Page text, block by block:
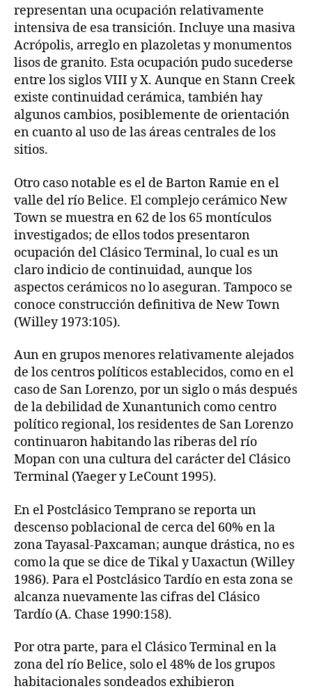
representan una ocupación relativamente
intensiva de esa transición. Incluye una masiva
Acrópolis, arreglo en plazoletas y monumentos
lisos de granito. Esta ocupación pudo sucederse
entre los siglos VIII y X. Aunque en Stann Creek
existe continuidad cerámica, también hay
algunos cambios, posiblemente de orientación
en cuanto al uso de las áreas centrales de los
sitios.
Otro caso notable es el de Barton Ramie en el
valle del río Belice. El complejo cerámico New
Town se muestra en 62 de los 65 montículos
investigados; de ellos todos presentaron
ocupación del Clásico Terminal, lo cual es un
claro indicio de continuidad, aunque los
aspectos cerámicos no lo aseguran. Tampoco se
conoce construcción definitiva de New Town
(Willey 1973:105).
Aun en grupos menores relativamente alejados
de los centros políticos establecidos, como en el
caso de San Lorenzo, por un siglo o más después
de la debilidad de Xunantunich como centro
político regional, los residentes de San Lorenzo
continuaron habitando las riberas del río
Mopan con una cultura del carácter del Clásico
Terminal (Yaeger y LeCount 1995).
En el Postclásico Temprano se reporta un
descenso poblacional de cerca del 60% en la
zona Tayasal-Paxcaman; aunque drástica, no es
como la que se dice de Tikal y Uaxactun (Willey
1986). Para el Postclásico Tardío en esta zona se
alcanza nuevamente las cifras del Clásico
Tardío (A. Chase 1990:158).
Por otra parte, para el Clásico Terminal en la
zona del río Belice, solo el 48% de los grupos
habitacionales sondeados exhibieron